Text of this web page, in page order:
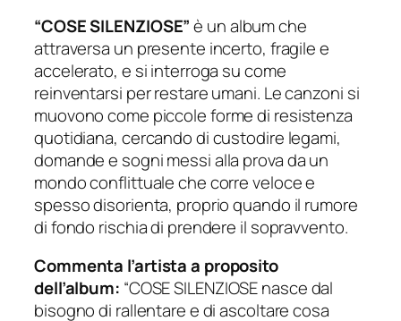
“COSE SILENZIOSE”è un album che
attraversa un presente incerto, fragile e
accelerato, e si interroga su come
reinventarsi per restare umani. Le canzoni si
muovono come piccole forme di resistenza
quotidiana, cercando di custodire legami,
domande e sogni messi alla prova da un
mondo conflittuale che corre veloce e
spesso disorienta, proprio quando il rumore
di fondo rischia di prendere il sopravvento.
Commenta l’artista a proposito
dell’album: “COSE SILENZIOSE nasce dal
bisogno di rallentare e di ascoltare cosa